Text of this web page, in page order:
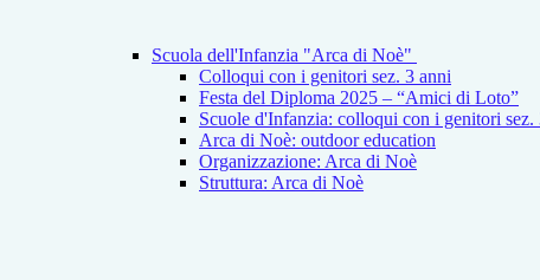
Scuola dell'Infanzia "Arca di Noè"
Colloqui con i genitori sez. 3 anni
Festa del Diploma 2025 – “Amici di Loto”
Scuole d'Infanzia: colloqui con i genitori
Arca di Noè: outdoor education
Organizzazione: Arca di Noè
Struttura: Arca di Noè